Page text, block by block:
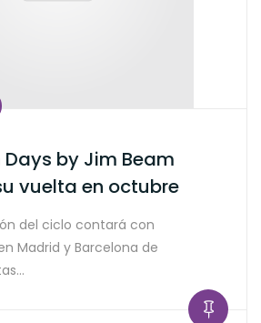
by Jim Beam
vuelta en octubre
del ciclo contará con
Madrid y Barcelona de